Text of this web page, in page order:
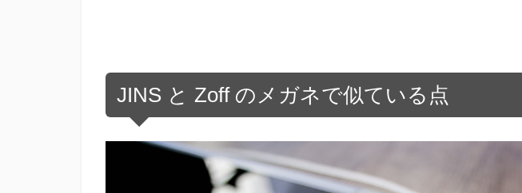
JINS と Zoff のメガネで似ている点